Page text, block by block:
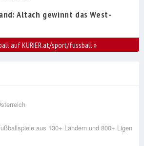
Altach gewinnt das West-
auf KURIER.at/sport/fussball»
aus 130+ Ländern und 800+ Ligen